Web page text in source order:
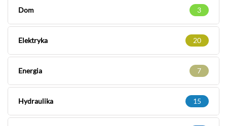
Dom 3
Elektryka 20
Energia 7
Hydraulika 15